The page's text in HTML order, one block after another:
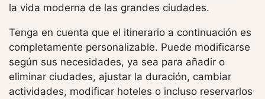
la vida moderna de las grandes ciudades.
Tenga en cuenta que el itinerario a continuación es
completamente personalizable. Puede modificarse
según sus necesidades, ya sea para añadir o
eliminar ciudades, ajustar la duración, cambiar
actividades, modificar hoteles o incluso reservarlos